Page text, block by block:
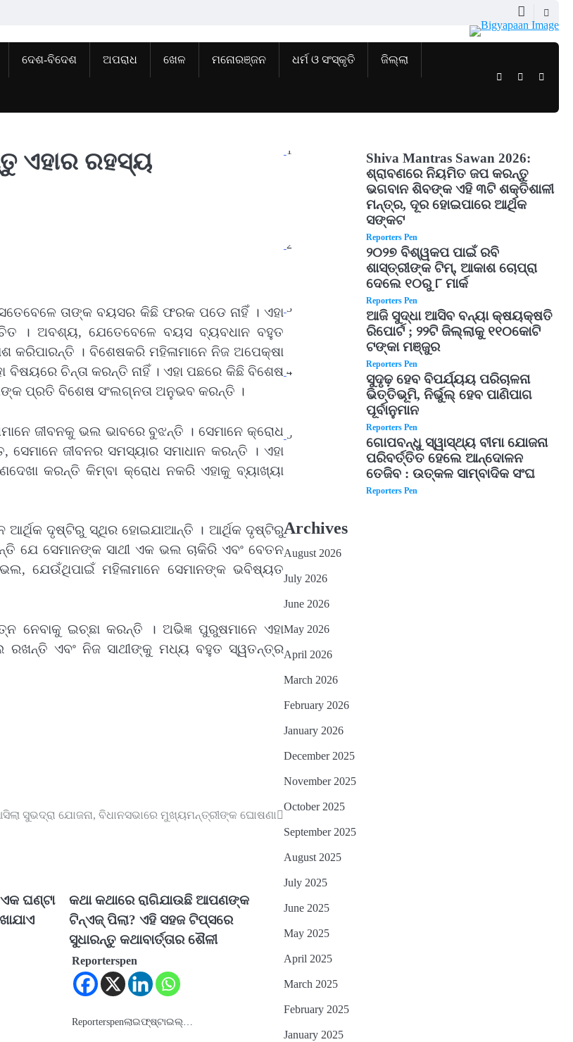
ଦେଶ-ବିଦେଶ ଅପରାଧ ଖେଳ ମନୋରଞ୍ଜନ ଧର୍ମ ଓ ସଂସ୍କୃତି ଜିଲ୍ଲା
TwitterFacebook
ଏହାର ରହସ୍ୟ
ତାଙ୍କ ବୟସର କିଛି ଫରକ ପଡେ ନାହିଁ । ଏହା
। ଅବଶ୍ୟ, ଯେତେବେଳେ ବୟସ ବ୍ୟବଧାନ ବହୁତ
କରିପାରନ୍ତି । ବିଶେଷକରି ମହିଳାମାନେ ନିଜ ଅପେକ୍ଷା
ଚିନ୍ତା କରନ୍ତି ନାହିଁ । ଏହା ପଛରେ କିଛି ବିଶେଷ
ପ୍ରତି ବିଶେଷ ସଂଲଗ୍ନତା ଅନୁଭବ କରନ୍ତି ।
ଜୀବନକୁ ଭଲ ଭାବରେ ବୁଝନ୍ତି । ସେମାନେ କ୍ରୋଧ
ସେମାନେ ଜୀବନର ସମସ୍ୟାର ସମାଧାନ କରନ୍ତି । ଏହା
କରନ୍ତି କିମ୍ବା କ୍ରୋଧ ନକରି ଏହାକୁ ବ୍ୟାଖ୍ୟା
ଆର୍ଥିକ ଦୃଷ୍ଟିରୁ ସ୍ଥିର ହୋଇଯାଆନ୍ତି । ଆର୍ଥିକ ଦୃଷ୍ଟିରୁ
ଯେ ସେମାନଙ୍କ ସାଥୀ ଏକ ଭଲ ଚାକିରି ଏବଂ ବେତନ
ଯେଉଁଥିପାଇଁ ମହିଳାମାନେ ସେମାନଙ୍କ ଭବିଷ୍ୟତ
ନେବାକୁ ଇଚ୍ଛା କରନ୍ତି । ଅଭିଜ୍ଞ ପୁରୁଷମାନେ ଏହା
ରଖନ୍ତି ଏବଂ ନିଜ ସାଥୀଙ୍କୁ ମଧ୍ୟ ବହୁତ ସ୍ୱତନ୍ତ୍ର
ସୁଭଦ୍ରା ଯୋଜନା, ବିଧାନସଭାରେ ମୁଖ୍ୟମନ୍ତ୍ରୀଙ୍କ ଘୋଷଣା
ଘଣ୍ଟା
କଥା କଥାରେ ରାଗିଯାଉଛି ଆପଣଙ୍କ
ଟିନ୍‌ଏଜ୍ ପିଲା? ଏହି ସହଜ ଟିପ୍ସରେ
ସୁଧାରନ୍ତୁ କଥାବାର୍ତ୍ତାର ଶୈଳୀ
Reporterspen
Reporterspenଲାଇଫ୍‌ଷ୍ଟାଇଲ୍…
1
Shiva Mantras Sawan 2026:
ଶ୍ରାବଣରେ ନିୟମିତ ଜପ କରନ୍ତୁ
ଭଗବାନ ଶିବଙ୍କ ଏହି ୩ଟି ଶକ୍ତିଶାଳୀ
ମନ୍ତ୍ର, ଦୂର ହୋଇପାରେ ଆର୍ଥିକ
ସଙ୍କଟ
Reporters Pen
2
୨୦୨୭ ବିଶ୍ୱକପ ପାଇଁ ରବି
ଶାସ୍ତ୍ରୀଙ୍କ ଟିମ୍, ଆକାଶ ଚୋପ୍ରା
ଦେଲେ ୧୦ରୁ ୮ ମାର୍କ
Reporters Pen
3
ଆଜି ସୁଦ୍ଧା ଆସିବ ବନ୍ୟା କ୍ଷୟକ୍ଷତି
ରିପୋର୍ଟ ; ୨୨ଟି ଜିଲ୍ଲାକୁ ୧୧୦କୋଟି
ଟଙ୍କା ମଞ୍ଜୁର
Reporters Pen
4
ସୁଦୃଢ଼ ହେବ ବିପର୍ଯ୍ୟୟ ପରିଚାଳନା
ଭିତ୍ତିଭୂମି, ନିର୍ଭୁଲ୍ ହେବ ପାଣିପାଗ
ପୂର୍ବାନୁମାନ
Reporters Pen
5
ଗୋପବନ୍ଧୁ ସ୍ୱାସ୍ଥ୍ୟ ବୀମା ଯୋଜନା
ପରିବର୍ତ୍ତିତ ହେଲେ ଆନ୍ଦୋଳନ
ତେଜିବ : ଉତ୍କଳ ସାମ୍ବାଦିକ ସଂଘ
Reporters Pen
Archives
August 2026
July 2026
June 2026
May 2026
April 2026
March 2026
February 2026
January 2026
December 2025
November 2025
October 2025
September 2025
August 2025
July 2025
June 2025
May 2025
April 2025
March 2025
February 2025
January 2025